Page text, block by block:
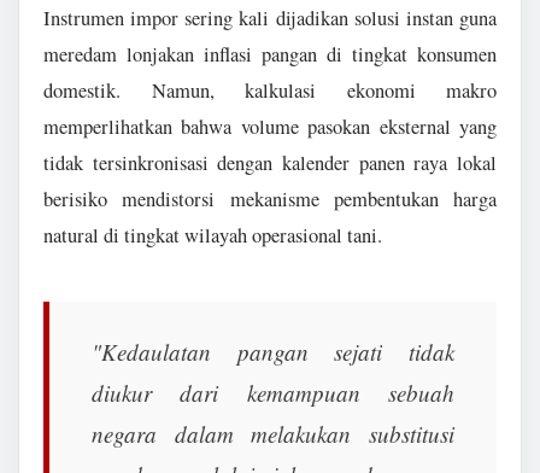
Instrumen impor sering kali dijadikan solusi instan guna
meredam lonjakan inflasi pangan di tingkat konsumen
domestik. Namun, kalkulasi ekonomi makro
memperlihatkan bahwa volume pasokan eksternal yang
tidak tersinkronisasi dengan kalender panen raya lokal
berisiko mendistorsi mekanisme pembentukan harga
natural di tingkat wilayah operasional tani.
"Kedaulatan pangan sejati tidak
diukur dari kemampuan sebuah
negara dalam melakukan substitusi